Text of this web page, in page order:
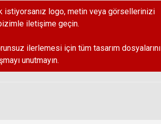
istiyorsanız logo, metin veya görsellerinizi
iletişime geçin.
ilerlemesi için tüm tasarım dosyalarını
unutmayın.